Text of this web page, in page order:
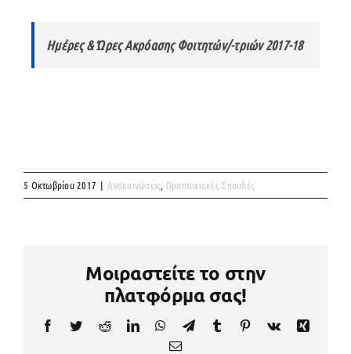
Ημέρες & Ώρες Ακρόασης Φοιτητών/-τριών 2017-18
5 Οκτωβρίου 2017 | Ανακοινώσεις Προπτυχιακές Σπουδές
Μοιραστείτε το στην
πλατφόρμα σας!
Facebook
TwitterRedditLinkedInWhatsApp
TelegramTumblr Pinterest
Vk
Xing
Email